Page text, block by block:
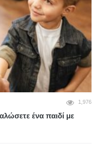
1,976
ένα παιδί με